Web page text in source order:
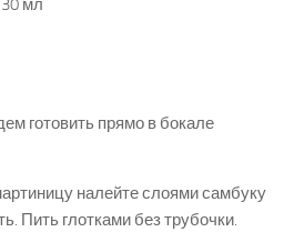
мл
готовить прямо в бокале
налейте слоями самбуку
Пить глотками без трубочки.